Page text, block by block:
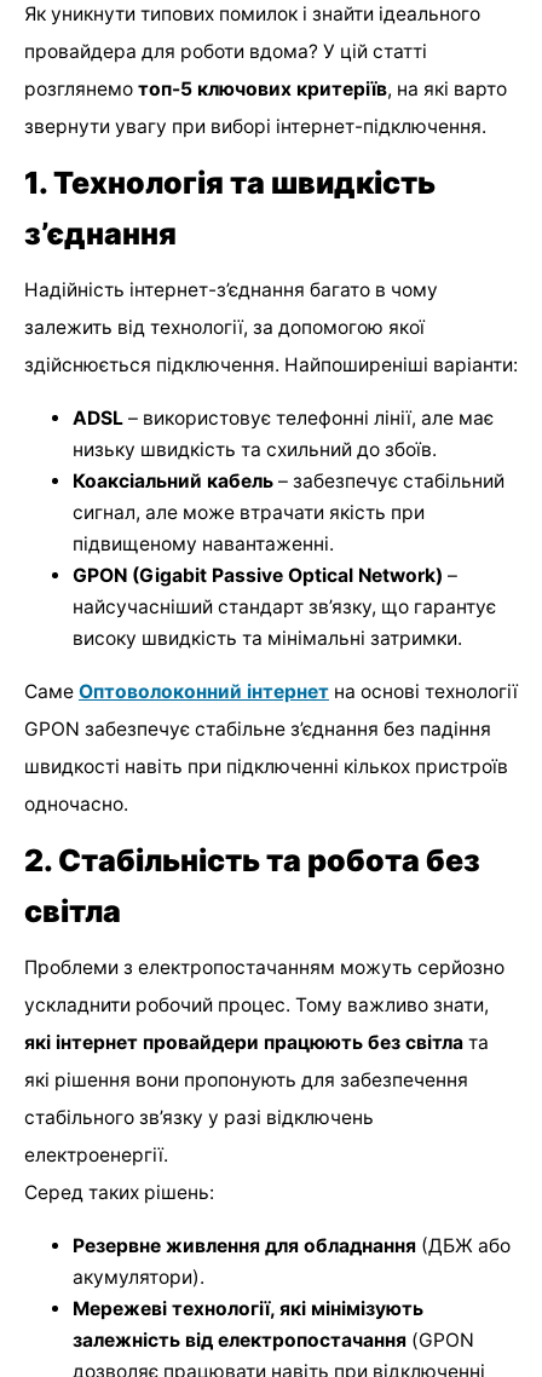
Як уникнути типових помилок і знайти ідеального
провайдера для роботи вдома? У цій статті
розглянемо топ-5 ключових критеріїв, на які варто
звернути увагу при виборі інтернет-підключення.
1. Технологія та швидкість
з’єднання
Надійність інтернет-з’єднання багато в чому
залежить від технології, за допомогою якої
здійснюється підключення. Найпоширеніші варіанти:
ADSL – використовує телефонні лінії, але має
низьку швидкість та схильний до збоїв.
Коаксіальний кабель – забезпечує стабільний
сигнал, але може втрачати якість при
підвищеному навантаженні.
GPON (Gigabit Passive Optical Network) –
найсучасніший стандарт зв’язку, що гарантує
високу швидкість та мінімальні затримки.
Саме Оптоволоконний інтернет на основі технології
GPON забезпечує стабільне з’єднання без падіння
швидкості навіть при підключенні кількох пристроїв
одночасно.
2. Стабільність та робота без
світла
Проблеми з електропостачанням можуть серйозно
ускладнити робочий процес. Тому важливо знати,
які інтернет провайдери працюють без світла та
які рішення вони пропонують для забезпечення
стабільного зв’язку у разі відключень
електроенергії.
Серед таких рішень:
Резервне живлення для обладнання (ДБЖ або
акумулятори).
Мережеві технології, які мінімізують
залежність від електропостачання (GPON
дозволяє працювати навіть при відключенні